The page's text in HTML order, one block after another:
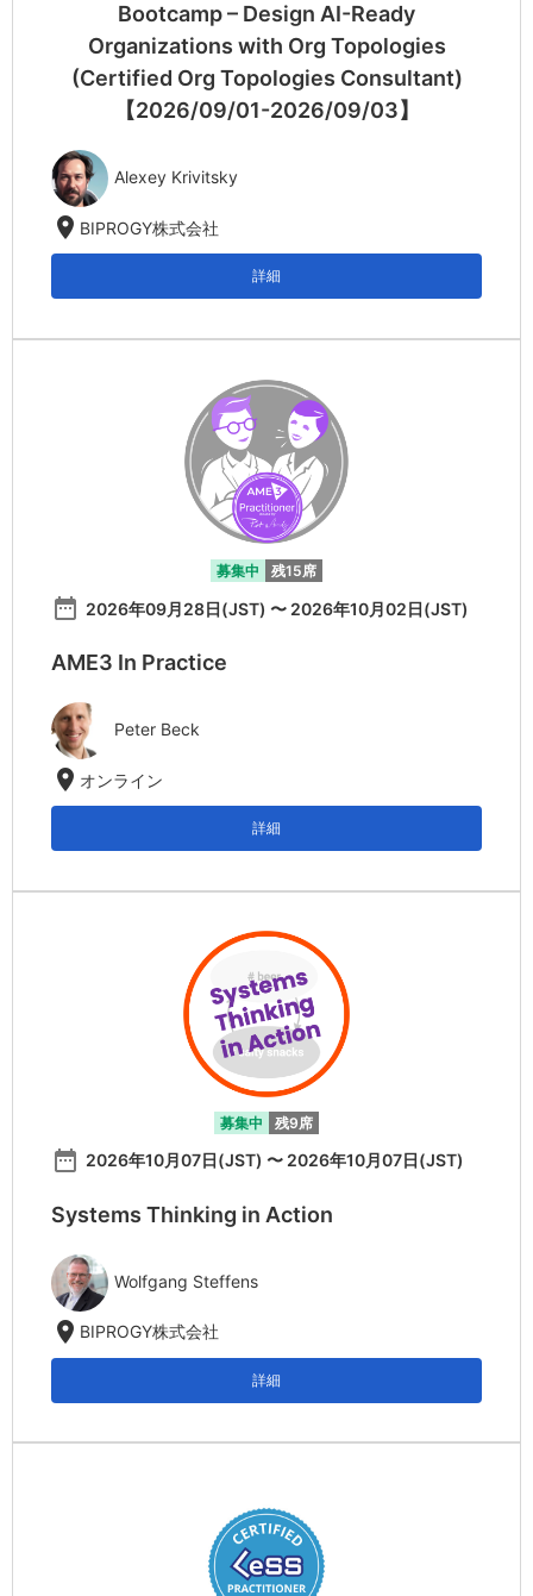
Bootcamp – Design AI-Ready
Organizations with Org Topologies
(Certified Org Topologies Consultant)
【2026/09/01-2026/09/03】
Alexey Krivitsky
location_on BIPROGY株式会社
詳細
募集中 残15席
date_range 2026年09月28日(JST) 〜 2026年10月02日(JST)
AME3 In Practice
Peter Beck
location_on オンライン
詳細
募集中 残9席
date_range 2026年10月07日(JST) 〜 2026年10月07日(JST)
Systems Thinking in Action
Wolfgang Steffens
location_on BIPROGY株式会社
詳細